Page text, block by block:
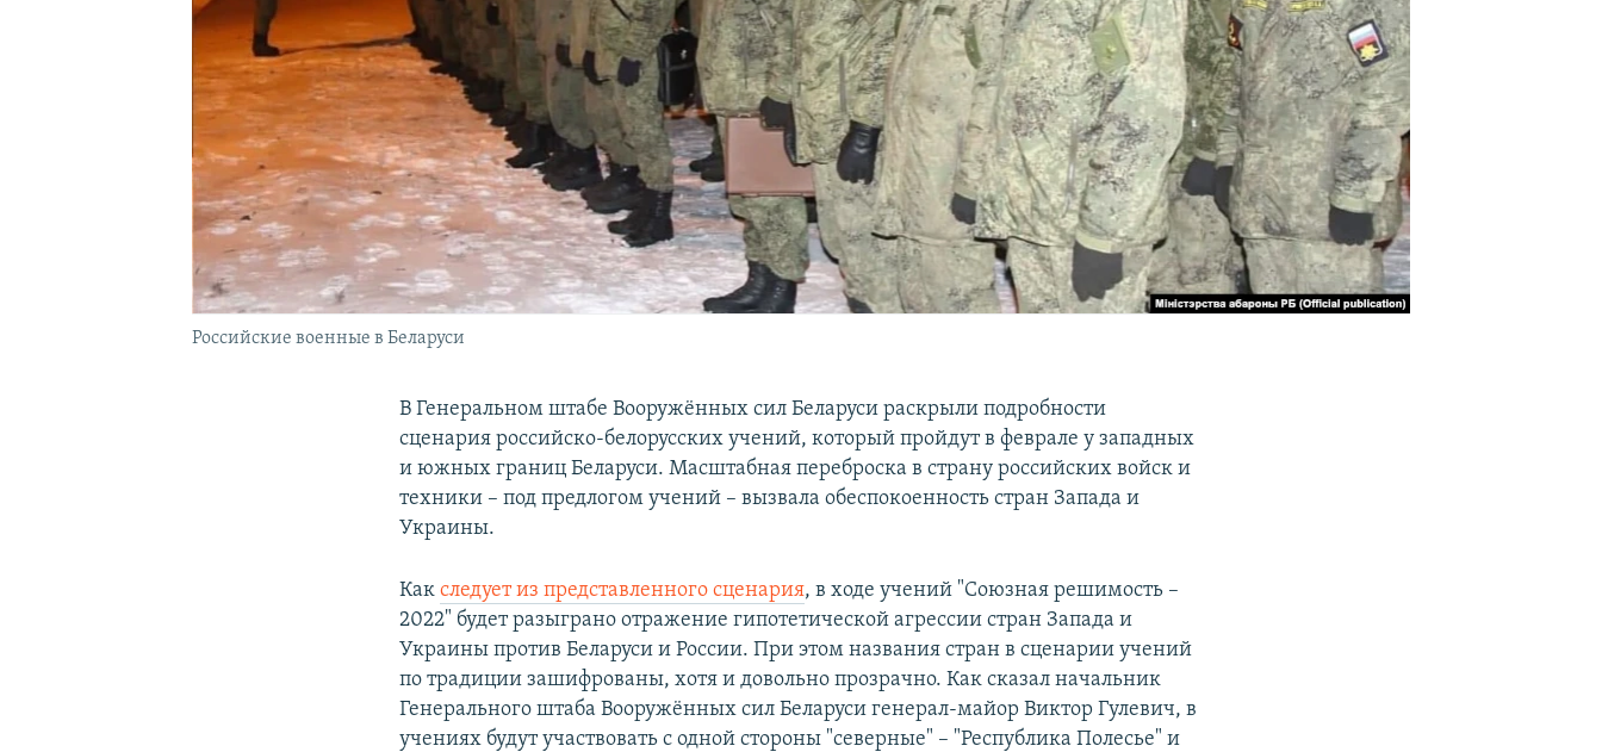
Российские военные в Беларуси
В Генеральном штабе Вооружённых сил Беларуси раскрыли подробности
сценария российско-белорусских учений, который пройдут в феврале у западных
и южных границ Беларуси. Масштабная переброска в страну российских войск и
техники – под предлогом учений – вызвала обеспокоенность стран Запада и
Украины.
Какследует из представленного сценария, в ходе учений "Союзная решимость –
2022" будет разыграно отражение гипотетической агрессии стран Запада и
Украины против Беларуси и России. При этом названия стран в сценарии учений
по традиции зашифрованы, хотя и довольно прозрачно. Как сказал начальник
Генерального штаба Вооружённых сил Беларуси генерал-майор Виктор Гулевич, в
учениях будут участвовать с одной стороны "северные" – "Республика Полесье" и